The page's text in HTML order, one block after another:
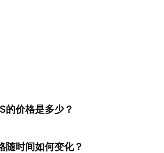
的价格是多少？
随时间如何变化？